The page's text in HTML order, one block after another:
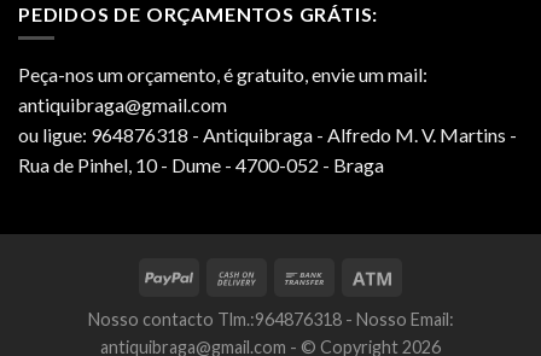
PEDIDOS DE ORÇAMENTOS GRÁTIS:
Peça-nos um orçamento, é gratuito, envie um mail:
antiquibraga@gmail.com
ou ligue: 964876318 - Antiquibraga - Alfredo M. V. Martins -
Rua de Pinhel, 10 - Dume - 4700-052 - Braga
Nosso contacto Tlm.:964876318 - Nosso Email:
antiquibraga@gmail.com - © Copyright 2026